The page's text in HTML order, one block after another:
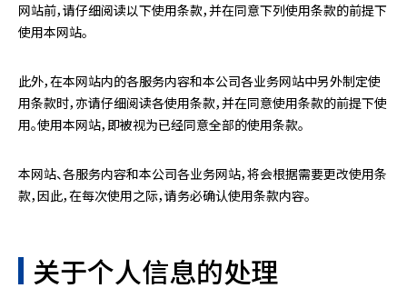
网站前，请仔细阅读以下使用条款，并在同意下列使用条款的前提下
使用本网站。
此外，在本网站内的各服务内容和本公司各业务网站中另外制定使
用条款时，亦请仔细阅读各使用条款，并在同意使用条款的前提下使
用。使用本网站，即被视为已经同意全部的使用条款。
本网站、各服务内容和本公司各业务网站，将会根据需要更改使用条
款，因此，在每次使用之际，请务必确认使用条款内容。
关于个人信息的处理